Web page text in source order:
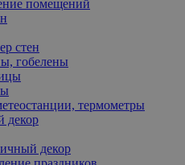
помещений
стен
гобелены
термометры
декор
декор